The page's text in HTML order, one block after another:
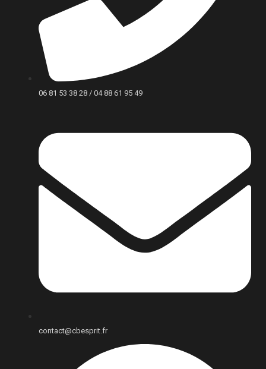
06 81 53 38 28 / 04 88 61 95 49
contact@cbesprit.fr